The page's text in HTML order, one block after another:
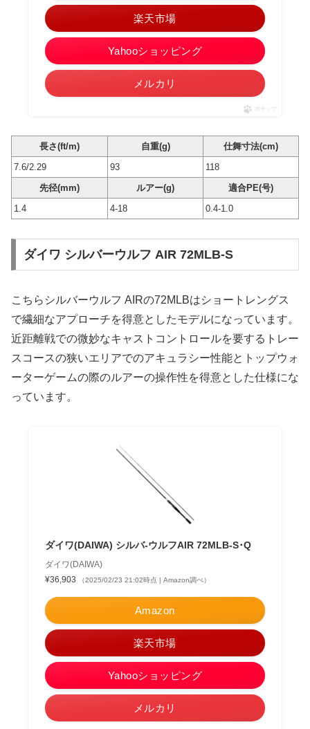
楽天市場
Yahooショッピング
メルカリ
ポチップ
長さ(ft/m) 自重(g)
仕舞寸法(cm)
7.6/2.29
93
118
先径(mm)
ルアー(g)
適合PE(号)
1.4
4-18 0.4-1.0
ダイワ シルバーウルフ AIR 72MLB-S
こちらシルバーウルフ AIRの72MLBはショートレングス
で繊細なアプローチを得意としたモデルになっています。
近距離戦での微妙なキャストコントロールを要するトレー
スコースの狭いエリアでのアキュラシー性能とトップウォ
ーターゲームの際のルアーの操作性を得意とした仕様にな
っています。
ダイワ(DAIWA) シルバ-ウルフAIR 72MLB-S･Q
ダイワ(DAIWA)
¥36,903
（2025/02/23 21:02時点 | Amazon調べ）
Amazon
楽天市場
Yahooショッピング
メルカリ